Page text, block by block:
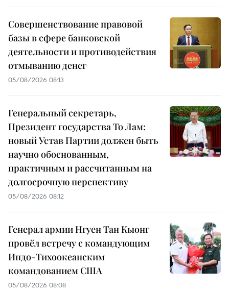
Совершенствование правовой
базы в сфере банковской
деятельности и противодействия
отмыванию денег
05/08/2026 08:13
Генеральный секретарь,
Президент государства То Лам:
новый Устав Партии должен быть
научно обоснованным,
практичным и рассчитанным на
долгосрочную перспективу
05/08/2026 08:12
Генерал армии Нгуен Тан Кыонг
провёл встречу с командующим
Индо-Тихоокеанским
командованием США
05/08/2026 08:08